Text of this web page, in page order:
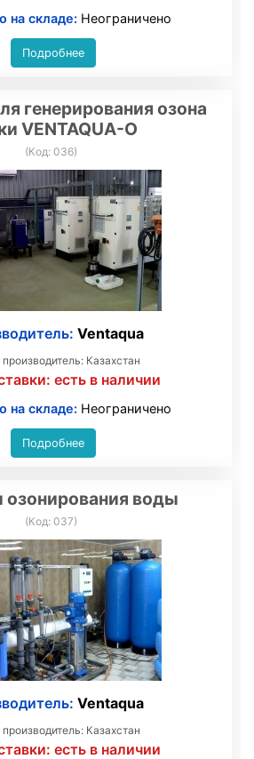
на складе: Неограничено
Подробнее
генерирования озона
VENTAQUA-О
(Код: 036)
Ventaqua
Казахстан
есть в наличии
на складе: Неограничено
Подробнее
воды
(Код: 037)
Ventaqua
Казахстан
есть в наличии